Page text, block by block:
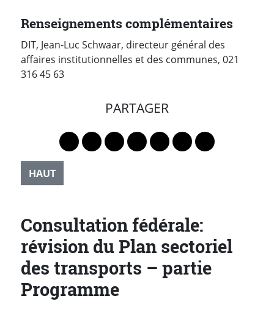
Renseignements complémentaires
DIT, Jean-Luc Schwaar, directeur général des
affaires institutionnelles et des communes, 021
316 45 63
PARTAGER
Lien vers le profil Mastodon
Lien vers le profil Bluesky
Lien vers le profil Instagram
Lien vers le profil Linkedin
Lien vers le profil
Lien vers le profil
Partager par
HAUT
Consultation fédérale:
révision du Plan sectoriel
des transports – partie
Programme